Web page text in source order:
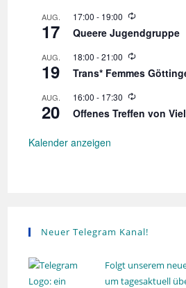
o
u
g
e
r
o
u
g
AUG.
17
17:00 - 19:00
W
e
e
r
o
u
Queere Jugendgruppe
AUG.
19
18:00 -21:00
W
e
e
r
Trans* Femmes
AUG.
20
16:00 - 17:30
W
e
Offenes Treffen von
Kalender anzeigen
Neuer Telegram Kanal!
Folgt unserem
um tagesaktuell